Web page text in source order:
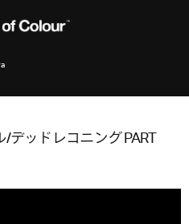
デッドレコニング PART